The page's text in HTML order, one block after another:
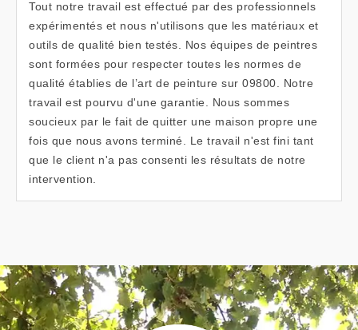
Tout notre travail est effectué par des professionnels
expérimentés et nous n'utilisons que les matériaux et
outils de qualité bien testés. Nos équipes de peintres
sont formées pour respecter toutes les normes de
qualité établies de l’art de peinture sur 09800. Notre
travail est pourvu d'une garantie. Nous sommes
soucieux par le fait de quitter une maison propre une
fois que nous avons terminé. Le travail n'est fini tant
que le client n'a pas consenti les résultats de notre
intervention.